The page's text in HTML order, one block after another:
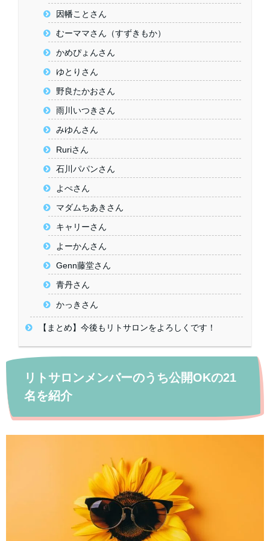
因幡ことさん
むーママさん（すずきもか）
かめぴょんさん
ゆとりさん
野良たかおさん
雨川いつきさん
みゆんさん
Ruriさん
石川パパンさん
よぺさん
マダムちあきさん
キャリーさん
よーかんさん
Genn藤堂さん
青丹さん
かっきさん
【まとめ】今後もリトサロンをよろしくです！
リトサロンメンバーのうち公開OKの21
名を紹介